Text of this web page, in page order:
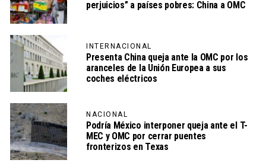
perjuicios” a países pobres: China a OMC
INTERNACIONAL
Presenta China queja ante la OMC por los
aranceles de la Unión Europea a sus
coches eléctricos
NACIONAL
Podría México interponer queja ante el T-
MEC y OMC por cerrar puentes
fronterizos en Texas